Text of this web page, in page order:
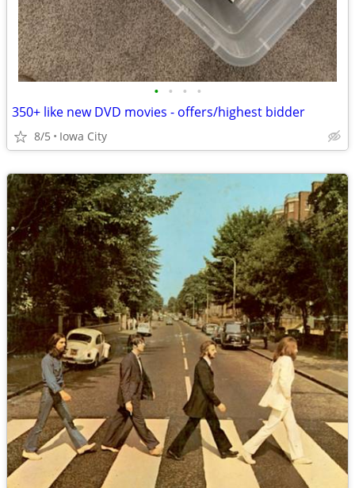
• • • •
350+ like new DVD movies - offers/highest bidder
8/5 Iowa City